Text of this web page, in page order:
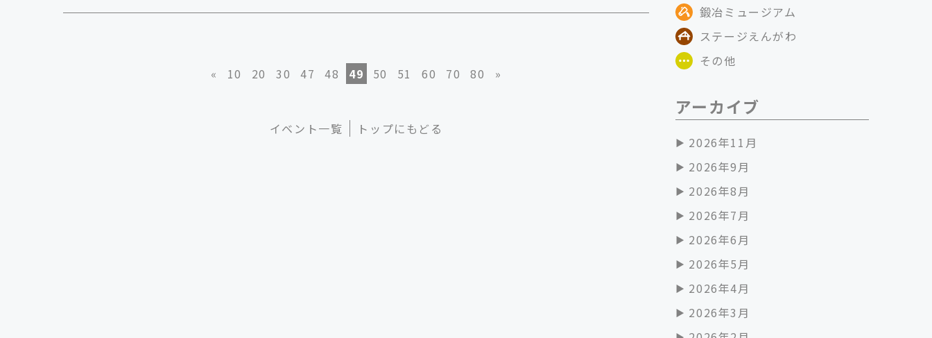
« 10 20 30 47 48 49 50 51 60 70 80 »
イベント一覧 トップにもどる
鍛冶ミュージアム
ステージえんがわ
その他
アーカイブ
2026年11月
2026年9月
2026年8月
2026年7月
2026年6月
2026年5月
2026年4月
2026年3月